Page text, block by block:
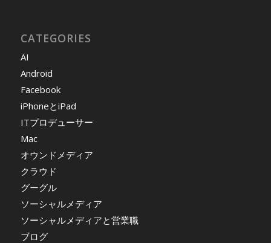
CATEGORIES
AI
Android
Facebook
iPhoneとiPad
ITプロデューサー
Mac
オウンドメディア
クラウド
グーグル
ソーシャルメディア
ソーシャルメディアと営業職
ブログ